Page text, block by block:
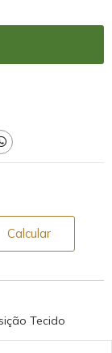
Calcular
Tecido